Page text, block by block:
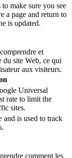
make sure you see
a page and return to
is updated.
et
du site Web, ce qui
aux visiteurs.
Universal
rate to limit the
sites.
and is used to track
comment les